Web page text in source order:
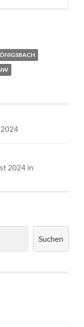
2024
2024 in
Suchen